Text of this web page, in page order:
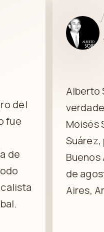
del
fue
de
Alberto
Moisés
Buenos
de
Aires,